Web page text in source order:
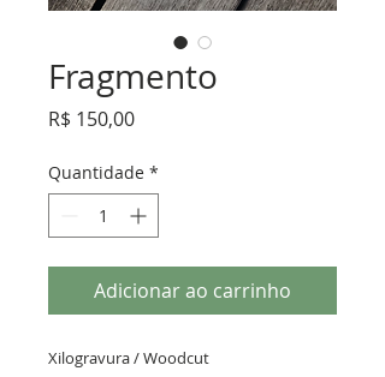
Fragmento
R$ 150,00Preço
Quantidade *
Adicionar ao carrinho
Xilogravura / Woodcut